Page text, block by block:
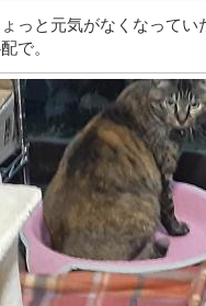
っと元気がなくなってい
で。